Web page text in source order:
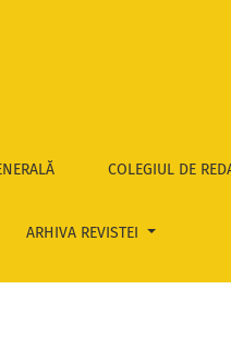
răului moral în romanul
COLEGIUL DE
ARHIVA REVISTEI
is: